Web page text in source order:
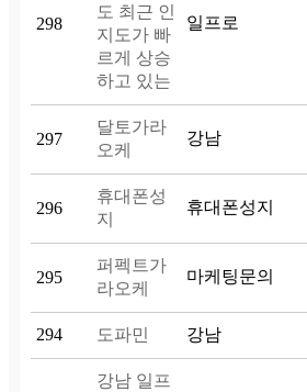
298
도 최근 인
지도가 빠
르게 상승
하고 있는
일프로
297
달토가라
오케
강남
296
휴대폰성
지
휴대폰성지
295
퍼펙트가
라오케
마케팅문의
294 도파민 강남
강남 일프